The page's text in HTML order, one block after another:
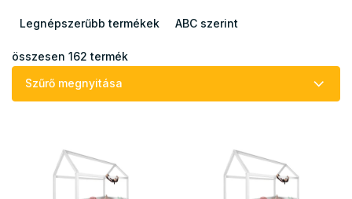
m
k
Legnépszerűbb termékek ABC szerint
összesen 162 termék
Szűrő megnyitása